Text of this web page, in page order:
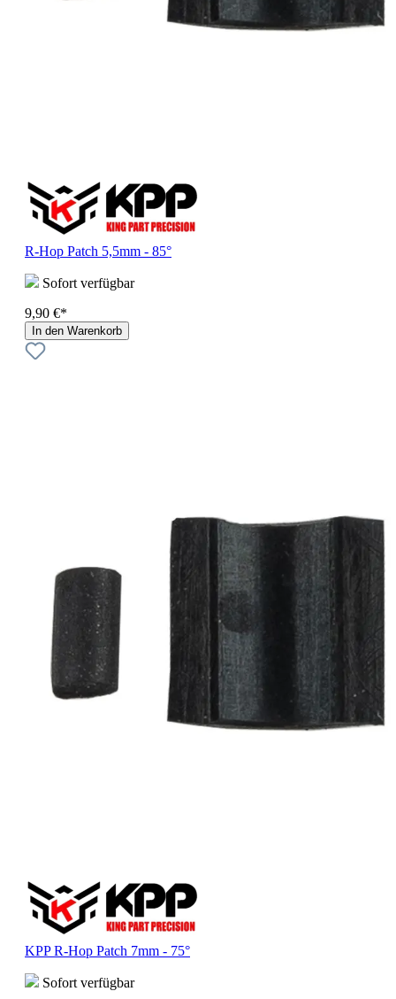
R-Hop Patch 5,5mm - 85°
Sofort verfügbar
9,90 €*
In den Warenkorb
KPP R-Hop Patch 7mm - 75°
Sofort verfügbar